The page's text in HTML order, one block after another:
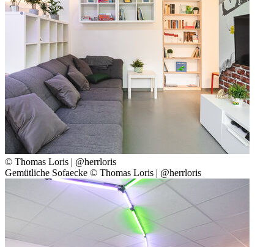
© Thomas Loris | @herrloris
Gemütliche Sofaecke © Thomas Loris | @herrloris